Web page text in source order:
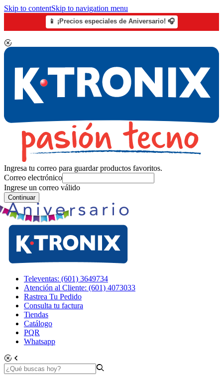
Skip to contentSkip to navigation menu
📱 ¡Precios especiales de Aniversario! 🎧
Ingresa tu correo para guardar productos favoritos.
Correo electrónico
Ingrese un correo válido
Continuar
Televentas: (601) 3649734
Atención al Cliente: (601) 4073033
Rastrea Tu Pedido
Consulta tu factura
Tiendas
Catálogo
PQR
Whatsapp